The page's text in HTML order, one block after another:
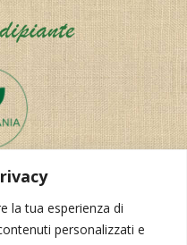
la tua esperienza di
personalizzati e